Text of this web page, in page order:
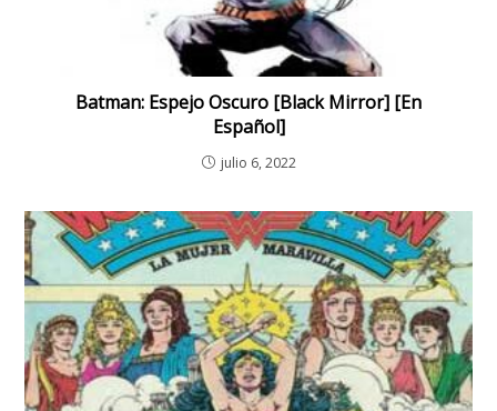
Batman: Espejo Oscuro [Black Mirror] [En
Español]
julio 6, 2022